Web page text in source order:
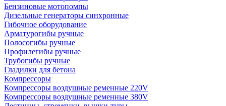
Бензиновые мотопомпы
Дизельные генераторы синхронные
Гибочное оборудование
Арматурогибы ручные
Полосогибы ручные
Профилегибы ручные
Трубогибы ручные
Гладилки для бетона
Компрессоры
Компрессоры воздушные ременные 220V
Компрессоры воздушные ременные 380V